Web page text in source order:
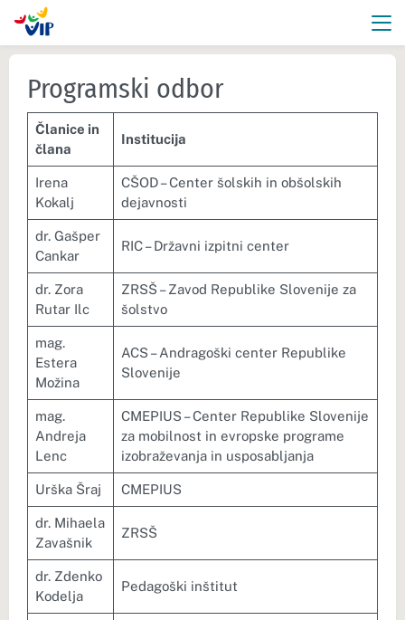
Programski odbor
Članice in
člana
Institucija
Irena
Kokalj
CŠOD – Center šolskih in obšolskih
dejavnosti
dr. Gašper
Cankar
RIC – Državni izpitni center
dr. Zora
Rutar Ilc
ZRSŠ – Zavod Republike Slovenije za
šolstvo
mag.
Estera
Možina
ACS – Andragoški center Republike
Slovenije
mag.
Andreja
Lenc
CMEPIUS – Center Republike Slovenije
za mobilnost in evropske programe
izobraževanja in usposabljanja
Urška Šraj CMEPIUS
dr. Mihaela
Zavašnik
ZRSŠ
dr. Zdenko
Kodelja
Pedagoški inštitut